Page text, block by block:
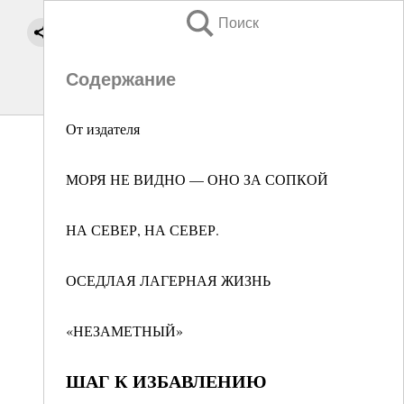
Поиск
Содержание
От издателя
МОРЯ НЕ ВИДНО — ОНО ЗА СОПКОЙ
НА СЕВЕР, НА СЕВЕР.
ОСЕДЛАЯ ЛАГЕРНАЯ ЖИЗНЬ
«НЕЗАМЕТНЫЙ»
ШАГ К ИЗБАВЛЕНИЮ